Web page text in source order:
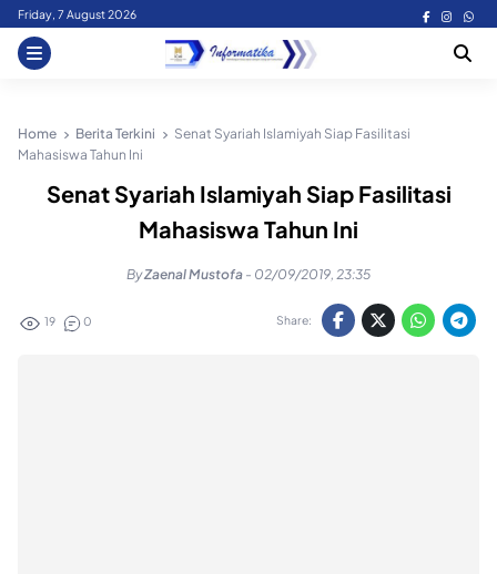
Skip
content
Friday, 7 August 2026
Home Berita Terkini
Senat Syariah Islamiyah Siap Fasilitasi
Mahasiswa Tahun Ini
Senat Syariah Islamiyah Siap Fasilitasi
Mahasiswa Tahun Ini
ByZaenal Mustofa - 02/09/2019, 23:35
19 0 Share: